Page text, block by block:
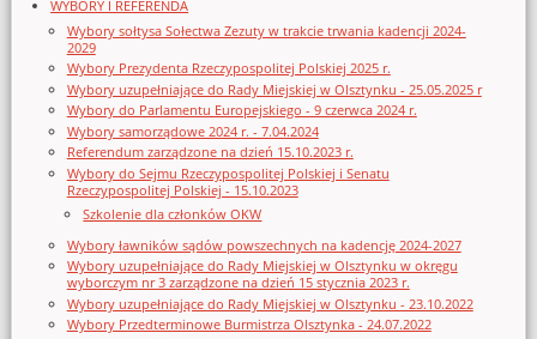
WYBORY I REFERENDA
Wybory sołtysa Sołectwa Zezuty w trakcie trwania kadencji 2024-
2029
Wybory Prezydenta Rzeczypospolitej Polskiej 2025 r.
Wybory uzupełniające do Rady Miejskiej w Olsztynku - 25.05.2025 r
Wybory do Parlamentu Europejskiego - 9 czerwca 2024 r.
Wybory samorządowe 2024 r. - 7.04.2024
Referendum zarządzone na dzień 15.10.2023 r.
Wybory do Sejmu Rzeczypospolitej Polskiej i Senatu
Rzeczypospolitej Polskiej - 15.10.2023
Szkolenie dla członków OKW
Wybory ławników sądów powszechnych na kadencję 2024-2027
Wybory uzupełniające do Rady Miejskiej w Olsztynku w okręgu
wyborczym nr 3 zarządzone na dzień 15 stycznia 2023 r.
Wybory uzupełniające do Rady Miejskiej w Olsztynku - 23.10.2022
Wybory Przedterminowe Burmistrza Olsztynka - 24.07.2022